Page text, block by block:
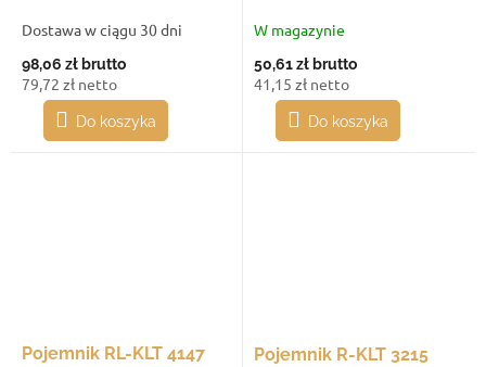
Dostawa w ciągu 30 dni
98,06 złbrutto
79,72 zł netto
Do koszyka
W magazynie
50,61 zł brutto
41,15 zł netto
Do koszyka
Pojemnik RL-KLT 4147 Pojemnik R-KLT 3215